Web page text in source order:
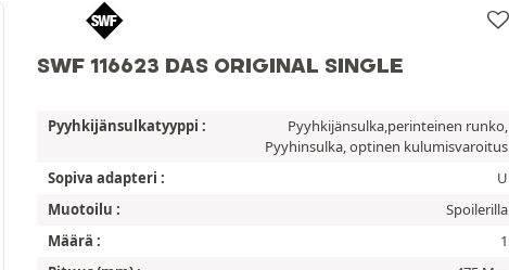
SWF 116623 DAS ORIGINAL SINGLE
Pyyhkijänsulkatyyppi :
Pyyhkijänsulka,perinteinen runko,
Pyyhinsulka, optinen kulumisvaroitus
Sopiva adapteri :
U
Muotoilu :
Spoilerilla
Määrä :
1